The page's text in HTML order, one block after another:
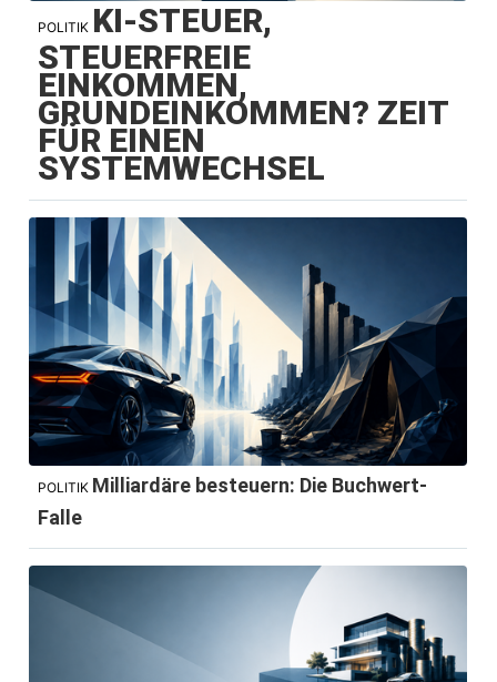
POLITIK KI-STEUER,
STEUERFREIE
EINKOMMEN,
GRUNDEINKOMMEN? ZEIT
FÜR EINEN
SYSTEMWECHSEL
POLITIK Milliardäre besteuern: Die Buchwert-
Falle